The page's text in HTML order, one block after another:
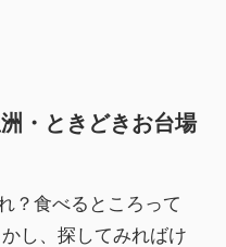
・ときどきお台場
？食べるところって
し、探してみればけ